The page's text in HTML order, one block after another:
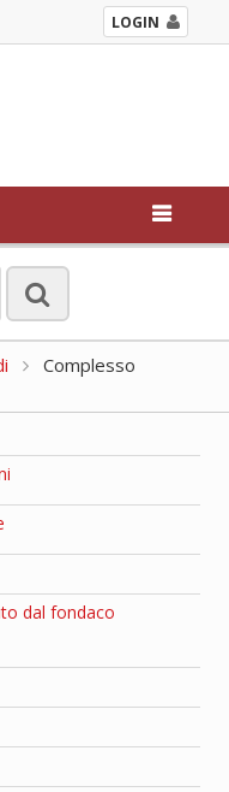
LOGIN
Complesso
dal fondaco